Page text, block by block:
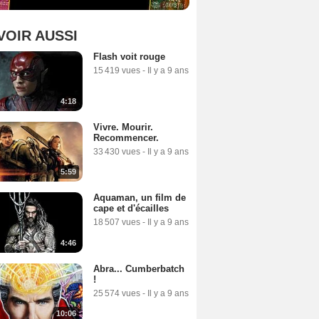
AUSSI
4:18
Flash voit rouge
15 419 vues - Il y a 9 ans
5:59
Vivre. Mourir.
Recommencer.
33 430 vues - Il y a 9 ans
4:46
Aquaman, un film de
cape et d'écailles
18 507 vues - Il y a 9 ans
10:06
Abra... Cumberbatch
!
25 574 vues - Il y a 9 ans